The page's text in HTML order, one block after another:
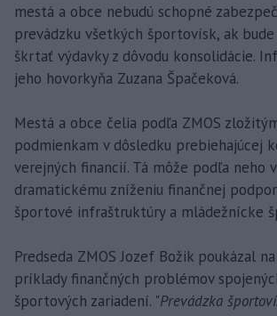
mestá a obce nebudú schopné
prevádzku všetkých športovísk, ak
škrtať výdavky z dôvodu konsolidácie.
jeho hovorkyňa Zuzana Špačeková.
Mestá a obce čelia podľa ZMOS
podmienkam v dôsledku prebiehajúcej
verejných financií. Tá môže podľa neho
dramatickému zníženiu finančnej
športové infraštruktúry a mládežnícke
Predseda ZMOS Jozef Božik poukázal
príklady finančných problémov
športových zariadení. "Prevádzka